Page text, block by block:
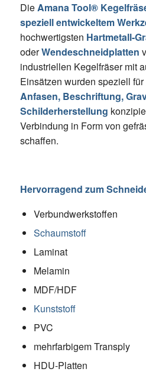
DieAmana Tool®
speziell entwickeltem
hochwertigsten Hartmetall-
oderWendeschneidplatten
industriellen Kegelfräser mit
Einsätzen wurden speziell
Anfasen, Beschriftung,
Schilderherstellung
Verbindung in Form von
schaffen.
Hervorragend zum
Verbundwerkstoffen
Schaumstoff
Laminat
Melamin
MDF/HDF
Kunststoff
PVC
mehrfarbigem Transply
HDU-Platten